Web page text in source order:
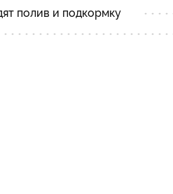
полив и подкормку